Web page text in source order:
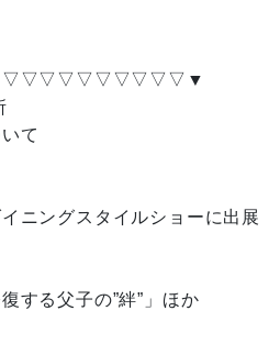
て
ニングスタイルショーに出展
する父子の”絆”」ほか